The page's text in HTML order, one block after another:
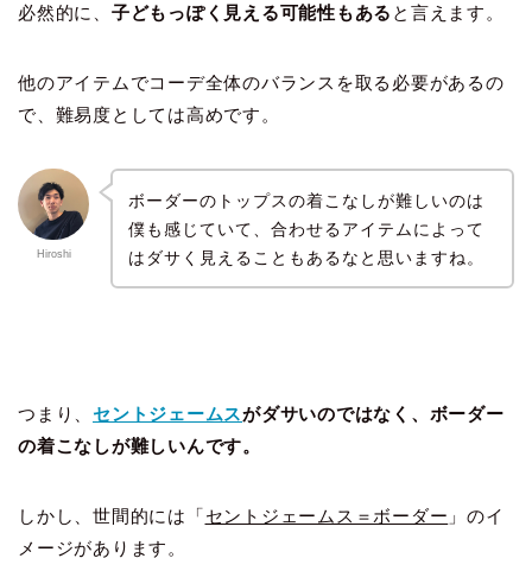
必然的に、 子どもっぽく見える可能性もある と言えます。
他のアイテムでコーデ全体のバランスを取る必要があるの
で、難易度としては高めです。
Hiroshi
ボーダーのトップスの着こなしが難しいのは
僕も感じていて、合わせるアイテムによって
はダサく見えることもあるなと思いますね。
つまり、 セントジェームスがダサいのではなく、ボーダー
の着こなしが難しいんです。
しかし、世間的には「セントジェームス＝ボーダー 」のイ
メージがあります。